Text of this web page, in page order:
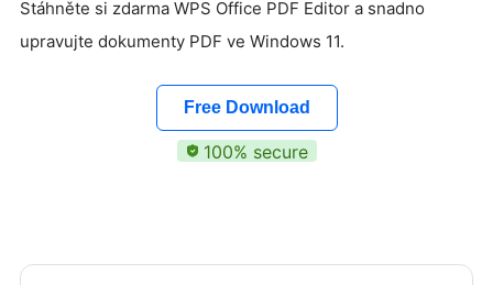
Stáhněte si zdarma WPS Office PDF Editor a snadno
upravujte dokumenty PDF ve Windows 11.
Free Download
100% secure